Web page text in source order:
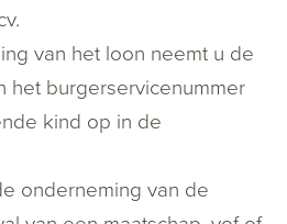
van het loon neemt u de
het burgerservicenummer
kind op in de
onderneming van de